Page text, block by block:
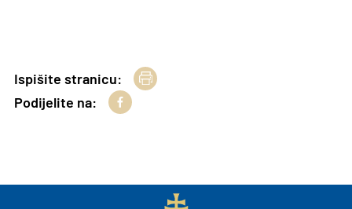
Ispišite stranicu:
Podijelite na: